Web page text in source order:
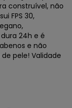
construível, não
FPS 30,
24h e é
e não
pele! Validade